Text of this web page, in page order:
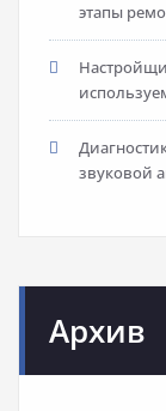
этапы
звуковой
Архив